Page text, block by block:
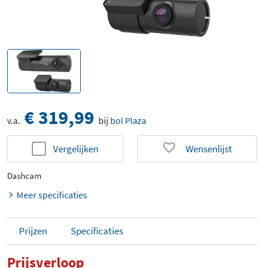
v.a. € 319,99 bij bol Plaza
Vergelijken Wensenlijst
Dashcam
Meer specificaties
Prijzen Specificaties
Prijsverloop